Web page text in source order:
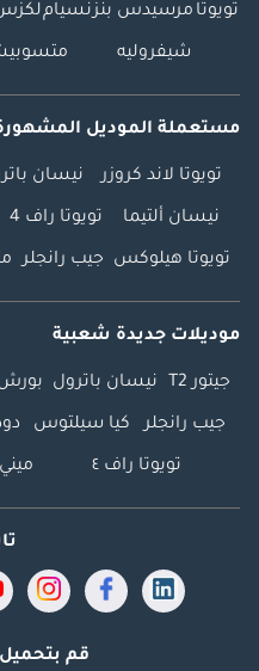
تويوتا مرسيدس بنزنسيام
شيفروليه
مستعملة الموديل
تويوتا لاند كروزر نيسان
نيسان ألتيما تويوتا راف 4
تويوتا هيلوكس جيب رانجلر
موديلات جديدة شعبية
جيتور T2 نيسان باترول بورش
جيب رانجلر كيا سيلتوس
تويوتا راف ٤
قم بتحميل